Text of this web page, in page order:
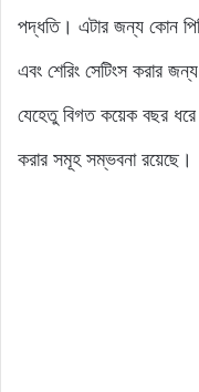
পদ্ধতি। এটার জন্য কোন
এবং শেরিং সেটিংস করার
যেহেতু বিগত কয়েক বছর ধরে
করার সমূহ সম্ভবনা রয়েছে।